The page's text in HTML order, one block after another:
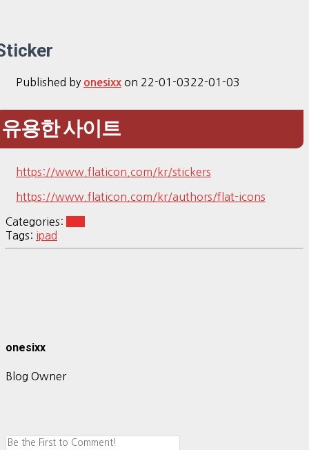
Published by onesixx on 22-01-0322-01-03
유용한 사이트
https://www.flaticon.com/kr/stickers
https://www.flaticon.com/kr/authors/flat-icons
Categories:
Tags: ipad
onesixx
Blog Owner